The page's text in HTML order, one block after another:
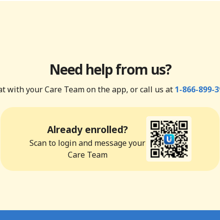
Need help from us?
with your Care Team on the app, or call us at 1-866-899-
Already enrolled?
Scan to login and message your
Care Team